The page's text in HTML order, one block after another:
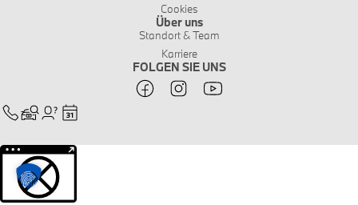
Cookies
Über uns
Standort & Team
Karriere
FOLGEN SIE UNS
Weitere Informationen über den gesperrten Inhalt.